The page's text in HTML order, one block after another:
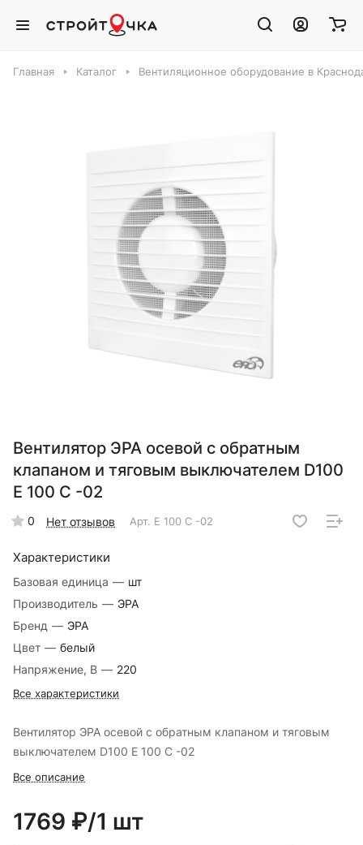
Главная Каталог Вентиляционное оборудование в
Вентилятор ЭРА осевой с обратным
клапаном и тяговым выключателем D100
E 100 C -02
0 Нет отзывов Арт. E 100 C -02
Характеристики
Базовая единица — шт
Производитель — ЭРА
Бренд — ЭРА
Цвет — белый
Напряжение, В — 220
Все характеристики
Вентилятор ЭРА осевой с обратным клапаном и тяговым
выключателем D100 E 100 C -02
Все описание
1769 ₽/1 шт